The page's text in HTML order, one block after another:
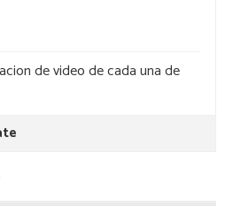
de video de cada una de